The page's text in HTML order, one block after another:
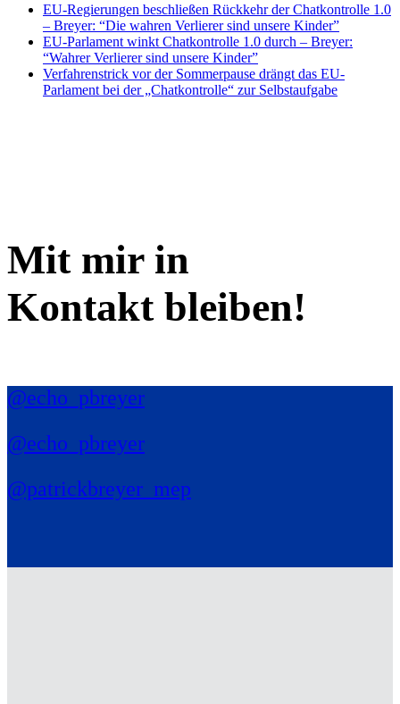
EU-Regierungen beschließen Rückkehr der Chatkontrolle 1.0
– Breyer: “Die wahren Verlierer sind unsere Kinder”
EU-Parlament winkt Chatkontrolle 1.0 durch – Breyer:
“Wahrer Verlierer sind unsere Kinder”
Verfahrenstrick vor der Sommerpause drängt das EU-
Parlament bei der „Chatkontrolle“ zur Selbstaufgabe
Mit mir in
Kontakt bleiben!
@echo_pbreyer
@echo_pbreyer
@patrickbreyer_mep